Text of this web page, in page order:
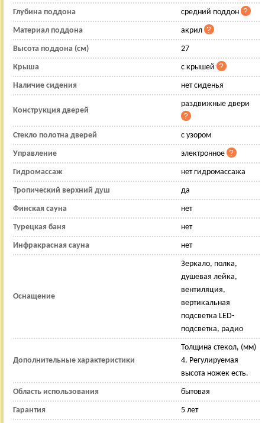
Глубина поддона средний поддон
Материал поддона акрил
Высота поддона (см) 27
Крыша с крышей
Наличие сидения нет сиденья
Конструкция дверей
раздвижные двери
Стекло полотна дверей с узором
Управление электронное
Гидромассаж нет гидромассажа
Тропический верхний душ да
Финская сауна нет
Турецкая баня нет
Инфракрасная сауна нет
Оснащение
Зеркало, полка,
душевая лейка,
вентиляция,
вертикальная
подсветка LED-
подсветка, радио
Дополнительные характеристики
Толщина стекол, (мм)
4. Регулируемая
высота ножек есть.
Область использования бытовая
Гарантия 5 лет